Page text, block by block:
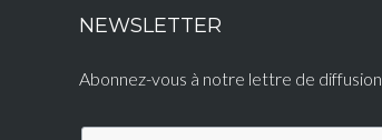
NEWSLETTER
Abonnez-vous à notre lettre de diffusion